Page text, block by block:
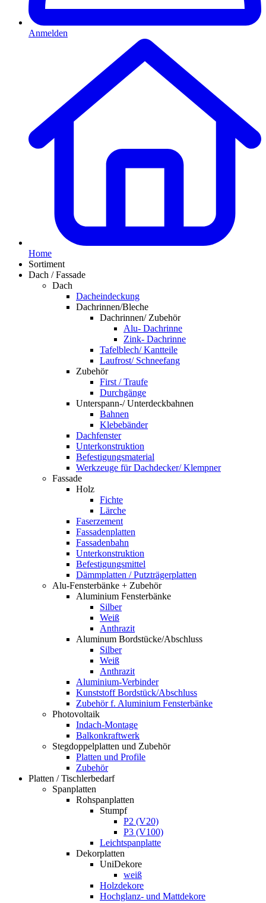
Anmelden
Home
Sortiment
Dach / Fassade
Dach
Dacheindeckung
Dachrinnen/Bleche
Dachrinnen/ Zubehör
Alu- Dachrinne
Zink- Dachrinne
Tafelblech/ Kantteile
Laufrost/ Schneefang
Zubehör
First / Traufe
Durchgänge
Unterspann-/ Unterdeckbahnen
Bahnen
Klebebänder
Dachfenster
Unterkonstruktion
Befestigungsmaterial
Werkzeuge für Dachdecker/ Klempner
Fassade
Holz
Fichte
Lärche
Faserzement
Fassadenplatten
Fassadenbahn
Unterkonstruktion
Befestigungsmittel
Dämmplatten / Putzträgerplatten
Alu-Fensterbänke + Zubehör
Aluminium Fensterbänke
Silber
Weiß
Anthrazit
Aluminum Bordstücke/Abschluss
Silber
Weiß
Anthrazit
Aluminium-Verbinder
Kunststoff Bordstück/Abschluss
Zubehör f. Aluminium Fensterbänke
Photovoltaik
Indach-Montage
Balkonkraftwerk
Stegdoppelplatten und Zubehör
Platten und Profile
Zubehör
Platten / Tischlerbedarf
Spanplatten
Rohspanplatten
Stumpf
P2 (V20)
P3 (V100)
Leichtspanplatte
Dekorplatten
UniDekore
weiß
Holzdekore
Hochglanz- und Mattdekore